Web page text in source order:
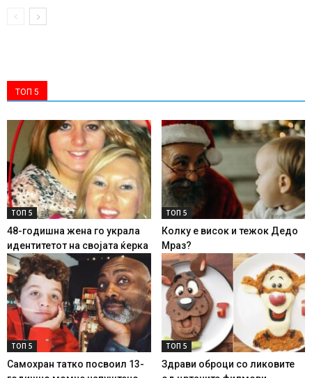
ТОП 5
ТОП 5
48-годишна жена го украла
идентитетот на својата ќерка
ТОП 5
Колку е висок и тежок Дедо
Мраз?
ТОП 5
Самохран татко посвоил 13-
ТОП 5
Здрави оброци со ликовите